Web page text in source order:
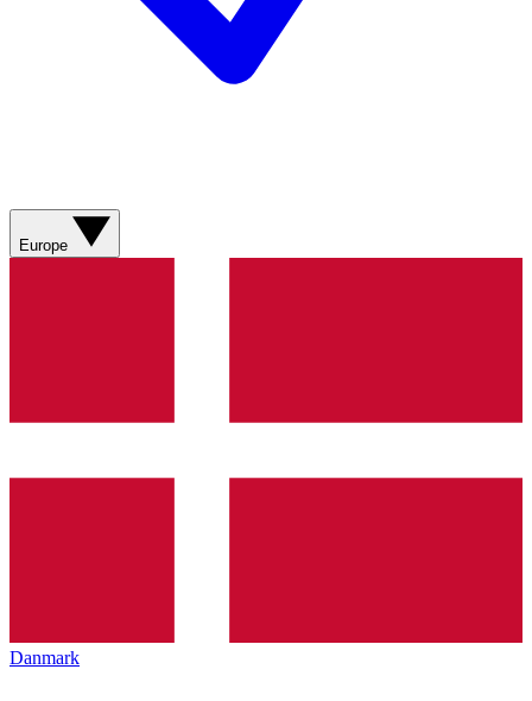
Europe
Danmark